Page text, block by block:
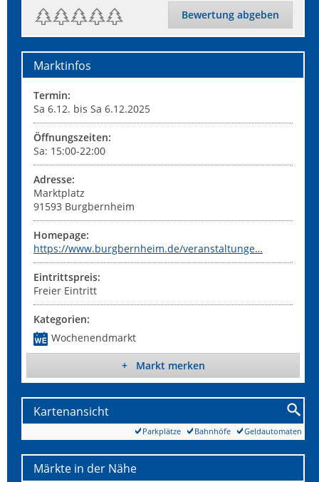
Bewertung abgeben
Marktinfos
Termin:
Sa 6.12. bis Sa 6.12.2025
Öffnungszeiten:
Sa: 15:00-22:00
Adresse:
Marktplatz
91593 Burgbernheim
Homepage:
https://www.burgbernheim.de/veranstaltunge…
Eintrittspreis:
Freier Eintritt
Kategorien:
Wochenendmarkt
+ Markt merken
Kartenansicht
Geldautomaten
Bahnhöfe
Parkplätze
Märkte in der Nähe